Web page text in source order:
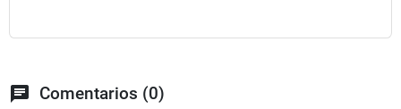
chat Comentarios (0)